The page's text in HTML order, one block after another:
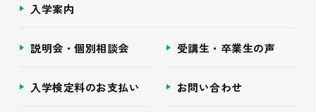
入学案内
説明会・個別相談会 受講生・卒業生の声
入学検定料のお支払い お問い合わせ